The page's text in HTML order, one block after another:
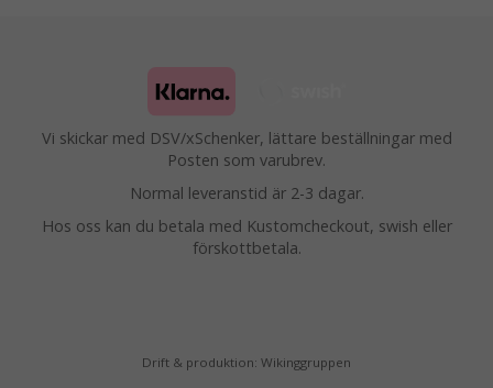
Vi skickar med DSV/xSchenker, lättare beställningar med
Posten som varubrev.
Normal leveranstid är 2-3 dagar.
Hos oss kan du betala med Kustomcheckout, swish eller
förskottbetala.
Drift & produktion: Wikinggruppen